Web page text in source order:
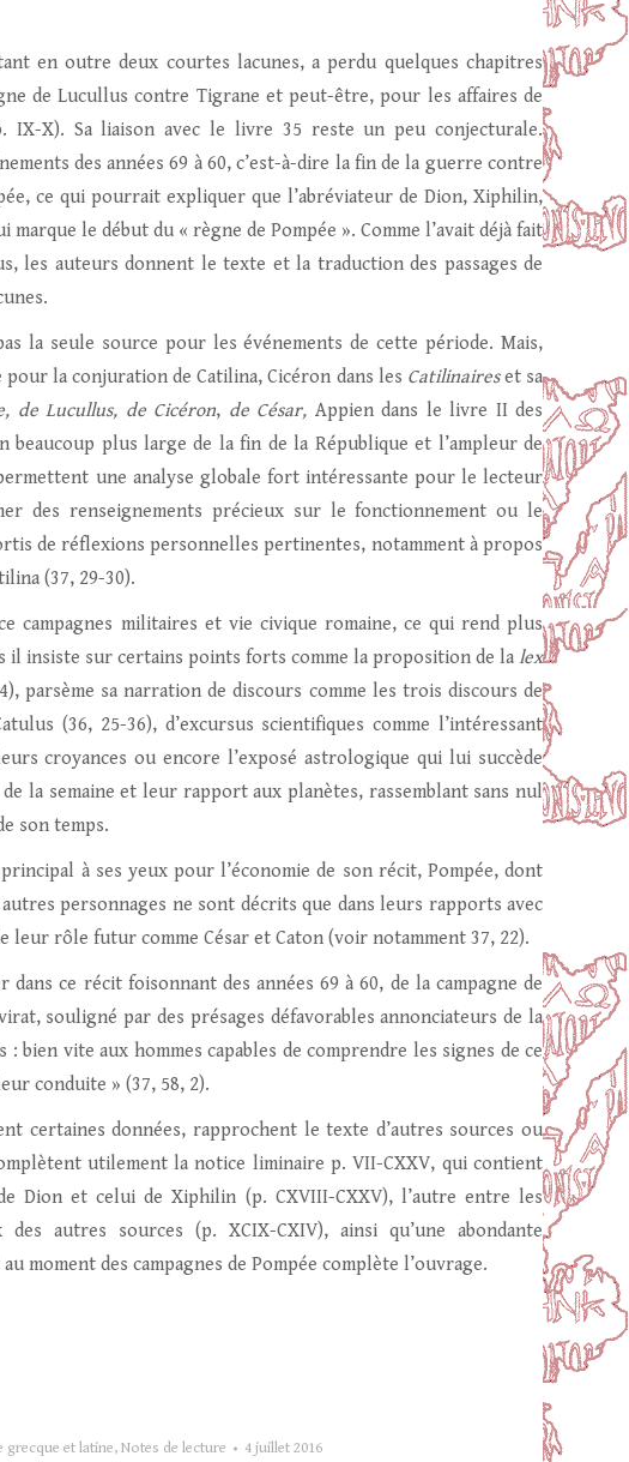
en outre deux courtes lacunes, a perdu quelques chapitres
de Lucullus contre Tigrane et peut-être, pour les affaires de
IX-X). Sa liaison avec le livre 35 reste un peu conjecturale.
des années 69 à 60, c’est-à-dire la fin de la guerre contre
ce qui pourrait expliquer que l’abréviateur de Dion, Xiphilin,
le début du « règne de Pompée ». Comme l’avait déjà fait
les auteurs donnent le texte et la traduction des passages de
la seule source pour les événements de cette période. Mais,
la conjuration de Catilina, Cicéron dans les Catilinaireset sa
de Lucullus, de Cicéron, de César, Appien dans le livre II des
beaucoup plus large de la fin de la République et l’ampleur de
une analyse globale fort intéressante pour le lecteur
des renseignements précieux sur le fonctionnement ou le
de réflexions personnelles pertinentes, notamment à propos
(37, 29-30).
campagnes militaires et vie civique romaine, ce qui rend plus
il insiste sur certains points forts comme la proposition de la lex
parsème sa narration de discours comme les trois discours de
(36, 25-36), d’excursus scientifiques comme l’intéressant
croyances ou encore l’exposé astrologique qui lui succède
la semaine et leur rapport aux planètes, rassemblant sans nul
son temps.
à ses yeux pour l’économie de son récit, Pompée, dont
personnages ne sont décrits que dans leurs rapports avec
leur rôle futur comme César et Caton (voir notamment 37, 22).
ce récit foisonnant des années 69 à 60, de la campagne de
souligné par des présages défavorables annonciateurs de la
vite aux hommes capables de comprendre les signes de ce
conduite » (37, 58, 2).
certaines données, rapprochent le texte d’autres sources ou
utilement la notice liminaire p. VII-CXXV, qui contient
Dion et celui de Xiphilin (p. CXVIII-CXXV), l’autre entre les
autres sources (p. XCIX-CXIV), ainsi qu’une abondante
moment des campagnes de Pompée complète l’ouvrage.
et latine, Notes de lecture 4 juillet 2016